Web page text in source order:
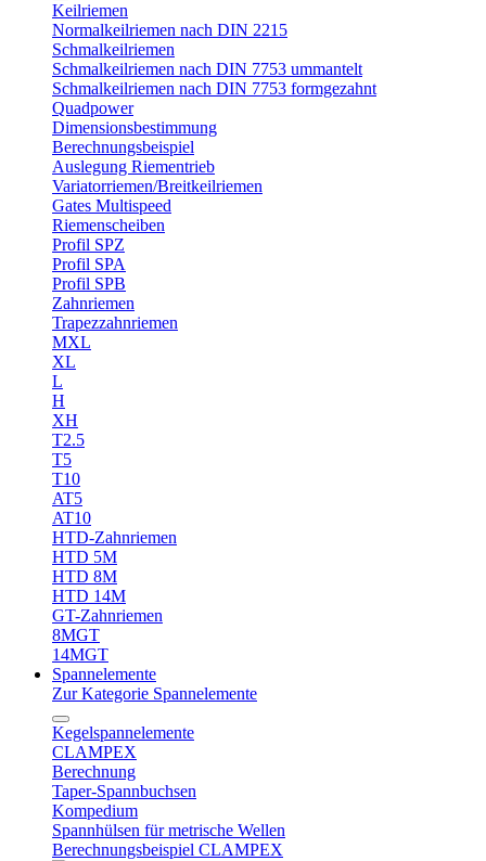
Keilriemen
Normalkeilriemen nach DIN 2215
Schmalkeilriemen
Schmalkeilriemen nach DIN 7753 ummantelt
Schmalkeilriemen nach DIN 7753 formgezahnt
Quadpower
Dimensionsbestimmung
Berechnungsbeispiel
Auslegung Riementrieb
Variatorriemen/Breitkeilriemen
Gates Multispeed
Riemenscheiben
Profil SPZ
Profil SPA
Profil SPB
Zahnriemen
Trapezzahnriemen
MXL
XL
L
H
XH
T2.5
T5
T10
AT5
AT10
HTD-Zahnriemen
HTD 5M
HTD 8M
HTD 14M
GT-Zahnriemen
8MGT
14MGT
Spannelemente
Zur Kategorie Spannelemente
Kegelspannelemente
CLAMPEX
Berechnung
Taper-Spannbuchsen
Kompedium
Spannhülsen für metrische Wellen
Berechnungsbeispiel CLAMPEX